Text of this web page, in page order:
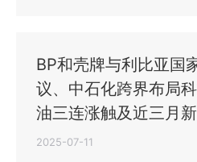
BP和壳牌与利比亚国
议、中石化跨界布局
油三连涨触及近三月
2025-07-11